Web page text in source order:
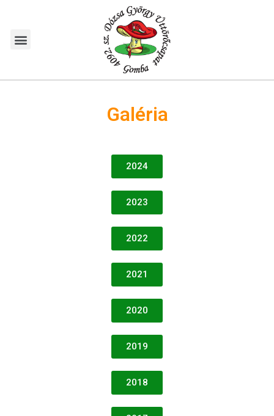
Galéria
2024
2023
2022
2021
2020
2019
2018